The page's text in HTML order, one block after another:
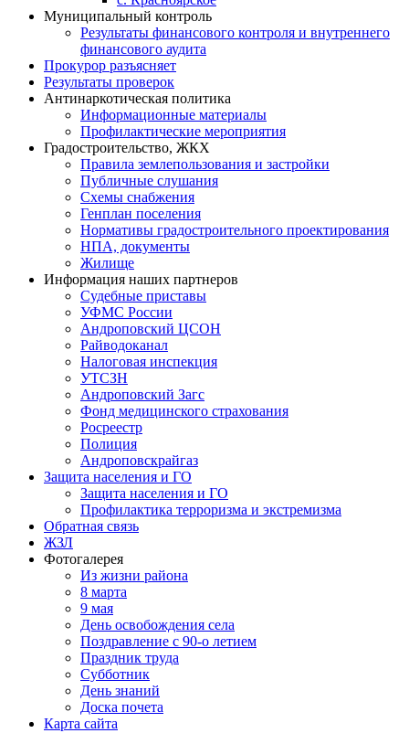
Муниципальный контроль
Результаты финансового контроля и внутреннего
финансового аудита
Прокурор разъясняет
Результаты проверок
Антинаркотическая политика
Информационные материалы
Профилактические мероприятия
Градостроительство, ЖКХ
Правила землепользования и застройки
Публичные слушания
Схемы снабжения
Генплан поселения
Нормативы градостроительного проектирования
НПА, документы
Жилище
Информация наших партнеров
Судебные приставы
УФМС России
Андроповский ЦСОН
Райводоканал
Налоговая инспекция
УТСЗН
Андроповский Загс
Фонд медицинского страхования
Росреестр
Полиция
Андроповскрайгаз
Защита населения и ГО
Защита населения и ГО
Профилактика терроризма и экстремизма
Обратная связь
ЖЗЛ
Фотогалерея
Из жизни района
8 марта
9 мая
День освобождения села
Поздравление с 90-о летием
Праздник труда
Субботник
День знаний
Доска почета
Карта сайта